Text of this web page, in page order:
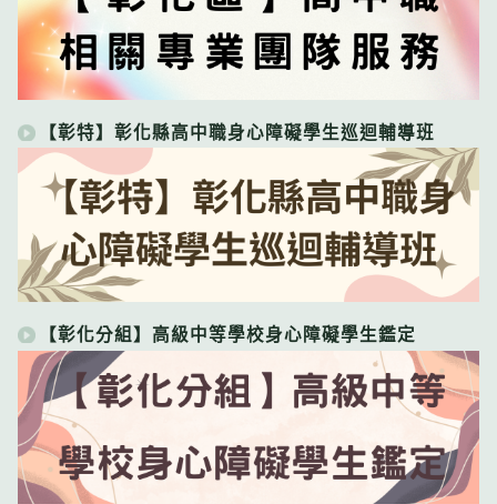
【彰特】彰化縣高中職身心障礙學生巡迴輔導班
【彰化分組】高級中等學校身心障礙學生鑑定